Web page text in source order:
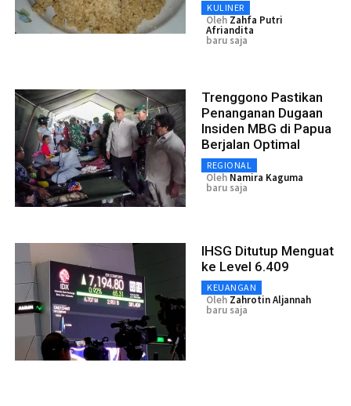
KULINER
Oleh Zahfa Putri
Afriandita
baru saja
Trenggono Pastikan
Penanganan Dugaan
Insiden MBG di Papua
Berjalan Optimal
REGIONAL
Oleh Namira Kaguma
baru saja
IHSG Ditutup Menguat
ke Level 6.409
KEUANGAN
Oleh Zahrotin Aljannah
baru saja